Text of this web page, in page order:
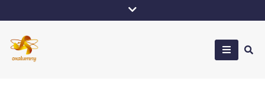
to
content